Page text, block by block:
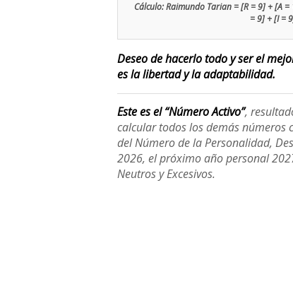
Cálculo: Raimundo Tarian = [R = 9] + [A
= 9] + [I =
Deseo de hacerlo todo y ser el
es la libertad y la adaptabilidad.
Este es el “Número Activo”,
calcular todos los demás
del Número de la Personalidad,
2026, el próximo año personal
Neutros y Excesivos.